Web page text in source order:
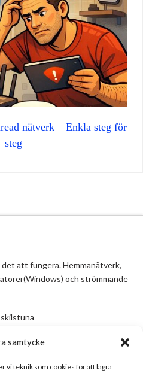
samtycke
vi teknik som cookies för att lagra
nätverk – Enkla steg för
steg
att fungera. Hemmanätverk,
och strömmande
som en guide, inte en manual. Om